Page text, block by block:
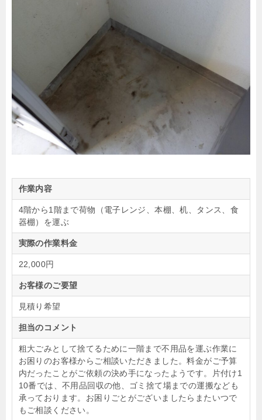
作業内容
4階から1階まで荷物（電子レンジ、本棚、机、タンス、食
器棚）を運ぶ
実際の作業料金
22,000円
お客様のご要望
見積り希望
担当のコメント
粗大ごみとして捨てるために一階まで不用品を運ぶ作業に
お困りのお客様からご相談いただきました。料金がご予算
内だったことがご依頼の決め手になったようです。片付け1
10番では、不用品回収の他、ゴミ捨て場までの運搬なども
承っております。お困りごとがございましたらまたいつで
もご相談ください。